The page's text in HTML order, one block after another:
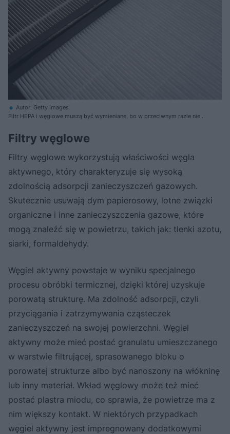
Autor: Getty Images
Filtr HEPA i węglowe muszą być wymieniane, bo w przeciwnym razie nie
Filtry węglowe
Filtry węglowe wykorzystują właściwości węgla
aktywnego, który charakteryzuje się wysoką
zdolnością adsorpcji zanieczyszczeń gazowych.
Skutecznie usuwają dym papierosowy, lotne związki
organiczne i inne zanieczyszczenia gazowe, które
mogą znaleźć się w powietrzu, takich jak: tlenki azotu,
siarki, formaldehydy.
Węgiel aktywny powstaje w wyniku specjalnego
procesu obróbki termicznej, dzięki której uzyskuje
porowatą strukturę. Ma zdolność adsorpcji, czyli
przyciągania i zatrzymywania cząsteczek
zanieczyszczeń na swojej powierzchni. Węgiel
aktywny może mieć postać granulatu umieszczanego
w warstwie filtrującej, sprasowanego bloku o
porowatej strukturze albo być nanoszony na włókninę
lub inny materiał. Wkład węglowy może też mieć
postać plastra miodu, co sprawia, że powietrze ma z
nim większy kontakt. W niektórych przypadkach
węgiel aktywny jest impregnowany dodatkowymi